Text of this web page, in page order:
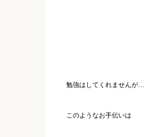
勉強はしてくれませんが…
このようなお手伝いは